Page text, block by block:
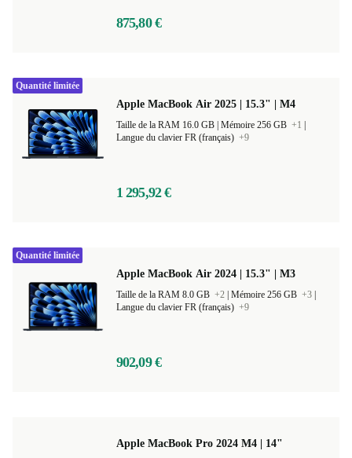
875,80 €
Apple MacBook Air 2025 | 15.3" | M4
Mémoire 256 GB +1
Langue du clavier FR (français) +9
1 295,92 €
Quantité limitée
Apple MacBook Air 2024 | 15.3" | M3
Taille de la RAM 8.0 GB +2 Mémoire 256 GB +3
Langue du clavier FR (français) +9
902,09 €
Quantité limitée
Apple MacBook Pro 2024 M4 | 14"